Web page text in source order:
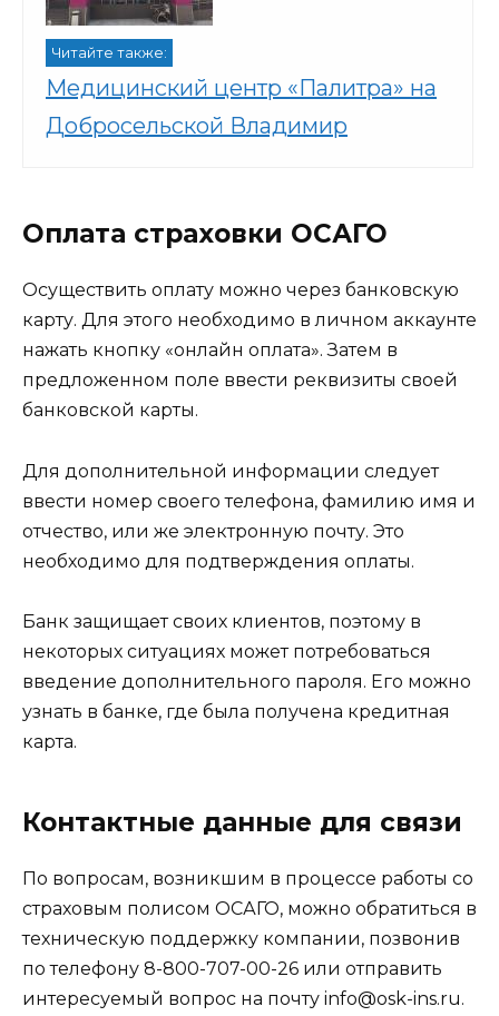
Читайте также:
Медицинский центр «Палитра» на
Добросельской Владимир
Оплата страховки ОСАГО
Осуществить оплату можно через банковскую
карту. Для этого необходимо в личном аккаунте
нажать кнопку «онлайн оплата». Затем в
предложенном поле ввести реквизиты своей
банковской карты.
Для дополнительной информации следует
ввести номер своего телефона, фамилию имя и
отчество, или же электронную почту. Это
необходимо для подтверждения оплаты.
Банк защищает своих клиентов, поэтому в
некоторых ситуациях может потребоваться
введение дополнительного пароля. Его можно
узнать в банке, где была получена кредитная
карта.
Контактные данные для связи
По вопросам, возникшим в процессе работы со
страховым полисом ОСАГО, можно обратиться в
техническую поддержку компании, позвонив
по телефону 8-800-707-00-26 или отправить
интересуемый вопрос на почту info@osk-ins.ru.